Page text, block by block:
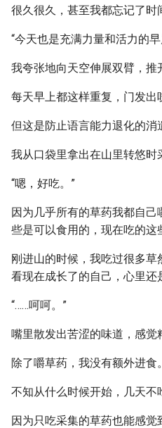
很久很久，甚至我都忘记了时
“今天也是充满力量和活力的早
我夸张地向天空伸展双臂，推
每天早上都这样重复，门发出
但这是防止语言能力退化的消
我从口袋里拿出在山里转悠时
“嗯，好吃。”
因为几乎所有的草药我都自
些是可以食用的，现在吃的这
刚进山的时候，我吃过很多
看现在成长了的自己，心里还
“……呵呵。”
嘴里散发出苦涩的味道，感觉
除了嚼草药，我没有额外进食。
不知从什么时候开始，几天不
因为只吃采集的草药也能感